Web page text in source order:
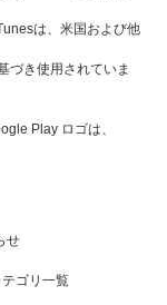
は、米国および他
づき使用されていま
Play ロゴは、
せ
テゴリ一覧